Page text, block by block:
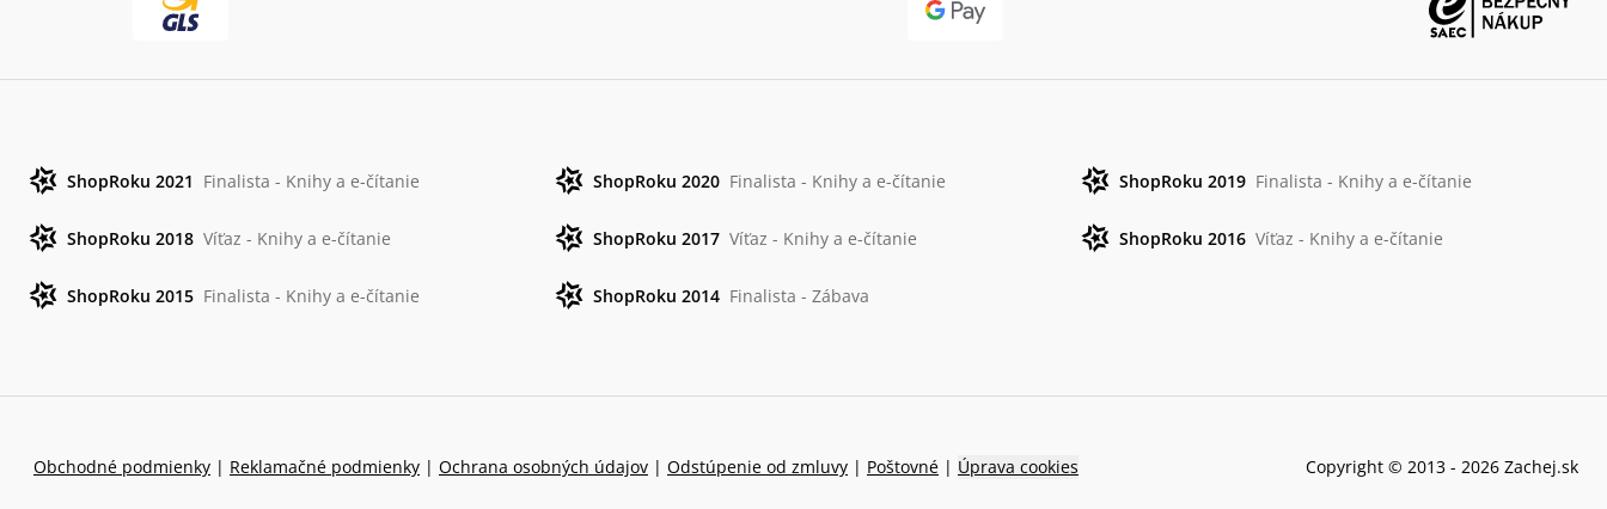
ShopRoku 2021 Finalista - Knihy a e-čítanie ShopRoku 2020 Finalista - Knihy a e-čítanie ShopRoku 2019 Finalista - Knihy a e-čítanie
ShopRoku 2018 Víťaz - Knihy a e-čítanie ShopRoku 2017 Víťaz - Knihy a e-čítanie ShopRoku 2016 Víťaz - Knihy a e-čítanie
ShopRoku 2015 Finalista - Knihy a e-čítanie ShopRoku 2014 Finalista - Zábava
Obchodné podmienky | Reklamačné podmienky | Ochrana osobných údajov | Odstúpenie od zmluvy | Poštovné | Úprava cookies Copyright © 2013 - 2026 Zachej.sk